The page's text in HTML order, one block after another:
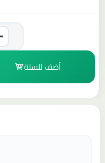
أضف للسلة